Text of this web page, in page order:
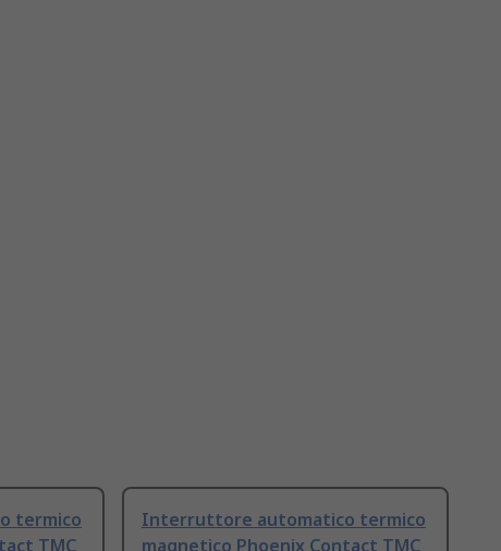
termico
TMC
Interruttore automatico termico
magnetico Phoenix Contact TMC